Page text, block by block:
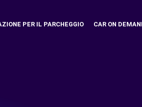
PER IL PARCHEGGIO CAR ON